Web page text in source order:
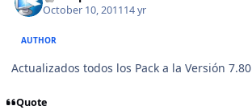
October 10, 201114 yr
AUTHOR
Actualizados todos los Pack a la Versión 7.80
Quote